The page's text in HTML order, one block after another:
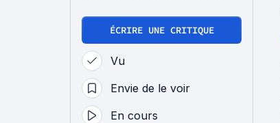
ÉCRIRE UNE CRITIQUE
Vu
Envie de le voir
En cours